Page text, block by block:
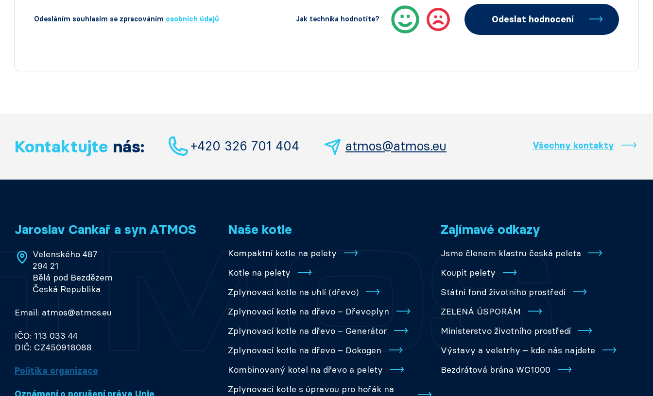
Odesláním souhlasím se zpracováním osobních údajů Jak technika hodnotíte? Odeslat hodnocení
Kontaktujte nás: +420 326 701 404 atmos@atmos.eu Všechny kontakty
Jaroslav Cankař a syn ATMOS
Velenského 487
294 21
Bělá pod Bezdězem
Česká Republika
Email: atmos@atmos.eu
IČO: 113 033 44
DIČ: CZ450918088
Politika organizace
Naše kotle
Kompaktní kotle na pelety
Kotle na pelety
Zplynovací kotle na uhlí (dřevo)
Zplynovací kotle na dřevo – Dřevoplyn
Zplynovací kotle na dřevo – Generátor
Zplynovací kotle na dřevo – Dokogen
Kombinovaný kotel na dřevo a pelety
Zplynovací kotle s úpravou pro hořák na
Zajímavé odkazy
Jsme členem klastru česká peleta
Koupit pelety
Státní fond životního prostředí
ZELENÁ ÚSPORÁM
Ministerstvo životního prostředí
Výstavy a veletrhy – kde nás najdete
Bezdrátová brána WG1000